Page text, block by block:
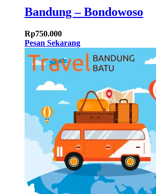
Bandung – Bondowoso
Rp750.000
Pesan Sekarang